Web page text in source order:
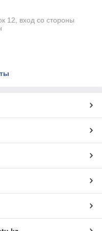
12, вход со стороны